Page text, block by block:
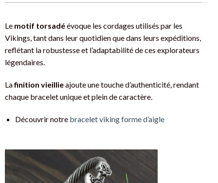
Le motif torsadéévoque les cordages utilisés par les
Vikings, tant dans leur quotidien que dans leurs expéditions,
reflétant la robustesse et l’adaptabilité de ces explorateurs
légendaires.
Lafinition vieillieajoute une touche d’authenticité, rendant
chaque bracelet unique et plein de caractère.
Découvrir notre bracelet viking forme d’aigle